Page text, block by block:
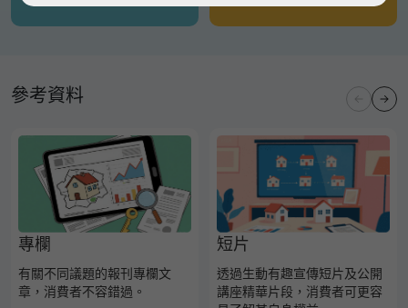
參考資料
專欄
有關不同議題的報刊專欄文
章，消費者不容錯過。
短片
透過生動有趣宣傳短片及公開
講座精華片段，消費者可更容
瀏覽以細閱本網站使用條款的完整版本。如有任